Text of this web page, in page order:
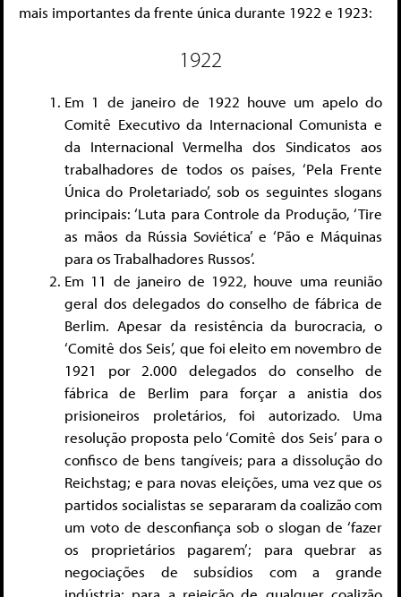
mais importantes da frente única durante 1922 e 1923:
1922
Em 1 de janeiro de 1922 houve um apelo do
Comitê Executivo da Internacional Comunista e
da Internacional Vermelha dos Sindicatos aos
trabalhadores de todos os países, ‘Pela Frente
Única do Proletariado’, sob os seguintes slogans
principais: ‘Luta para Controle da Produção, ‘Tire
as mãos da Rússia Soviética’ e ‘Pão e Máquinas
para os Trabalhadores Russos’.
Em 11 de janeiro de 1922, houve uma reunião
geral dos delegados do conselho de fábrica de
Berlim. Apesar da resistência da burocracia, o
‘Comitê dos Seis’, que foi eleito em novembro de
1921 por 2.000 delegados do conselho de
fábrica de Berlim para forçar a anistia dos
prisioneiros proletários, foi autorizado. Uma
resolução proposta pelo ‘Comitê dos Seis’ para o
confisco de bens tangíveis; para a dissolução do
Reichstag; e para novas eleições, uma vez que os
partidos socialistas se separaram da coalizão com
um voto de desconfiança sob o slogan de ‘fazer
os proprietários pagarem’; para quebrar as
negociações de subsídios com a grande